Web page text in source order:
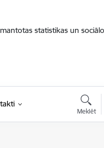
statistikas un
Meklēt